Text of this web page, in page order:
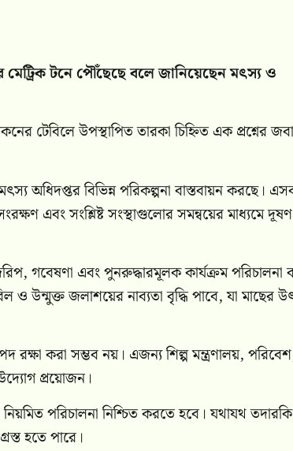
মেট্রিক টনে পৌঁছেছে বলে জানিয়েছেন মৎস্য ও
উপস্থাপিত তারকা চিহ্নিত এক প্রশ্নের
অধিদপ্তর বিভিন্ন পরিকল্পনা বাস্তবায়ন করছে।
এবং সংশ্লিষ্ট সংস্থাগুলোর সমন্বয়ের মাধ্যমে দূষণ
গবেষণা এবং পুনরুদ্ধারমূলক কার্যক্রম পরিচালনা
ও উন্মুক্ত জলাশয়ের নাব্যতা বৃদ্ধি পাবে, যা মাছের
রক্ষা করা সম্ভব নয়। এজন্য শিল্প মন্ত্রণালয়,
উদ্যোগ প্রয়োজন।
পরিচালনা নিশ্চিত করতে হবে। যথাযথ
হতে পারে।